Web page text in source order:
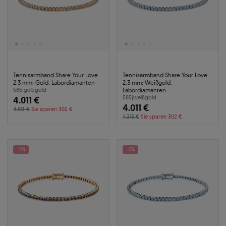
Tennisarmband Share Your Love
2,3 mm: Gold, Labordiamanten
585|gelbgold
4.011 €
4.313 € Sie sparen 302 €
Tennisarmband Share Your Love
2,3 mm: Weißgold,
Labordiamanten
585|weißgold
4.011 €
4.313 € Sie sparen 302 €
-7% -7%